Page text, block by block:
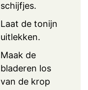
schijfjes.
Laat de tonijn
uitlekken.
Maak de
bladeren los
van de krop